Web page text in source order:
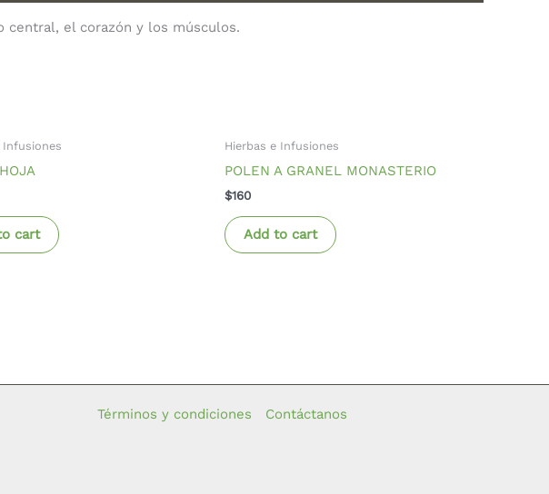
central, el corazón y los músculos.
Infusiones
cart
Hierbas e Infusiones
POLEN A GRANEL MONASTERIO
$160
Add to cart
Términos y condiciones Contáctanos